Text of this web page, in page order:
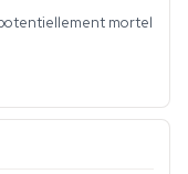
mortel